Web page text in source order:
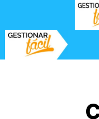
contenido